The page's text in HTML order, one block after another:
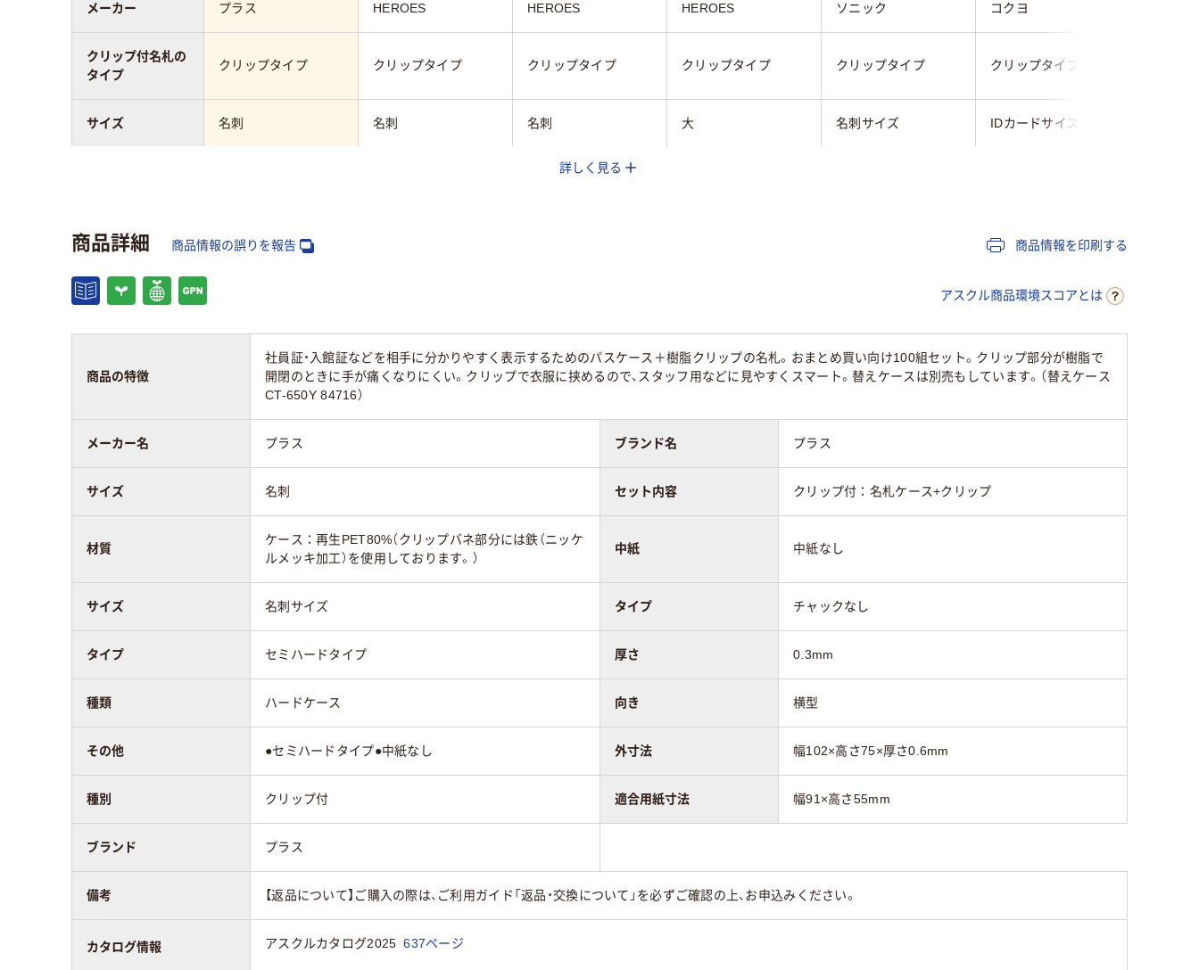
プラス HEROES HEROES HEROES ソニック コクヨ
クリップタイプ クリップタイプ クリップタイプ クリップタイプ クリップタイプ クリップタイプ
名刺 名刺 名刺 大 名刺サイズ IDカードサイズ
チャックなし ソフトタイプ
横型
20 20 20
メーカー
クリップ付名札の
タイプ
サイズ
名札ケースのタイ
プ
名札ケースの向き
スコア
詳しく見る
商品詳細 商品情報の誤りを報告 商品情報を印刷する
アスクル商品環境スコアとは
商品の特徴
社員証・入館証などを相手に分かりやすく表示するためのパスケース＋樹脂クリップの名札。おまとめ買い向け100組セット。クリップ部分が樹脂で
開閉のときに手が痛くなりにくい。クリップで衣服に挟めるので、スタッフ用などに見やすくスマート。替えケースは別売もしています。（替えケース
CT-650Y 84716）
メーカー名 プラス ブランド名 プラス
サイズ 名刺 セット内容 クリップ付：名札ケース+クリップ
材質
ケース：再生PET80%（クリップバネ部分には鉄（ニッケ
ルメッキ加工）を使用しております。）
中紙 中紙なし
サイズ 名刺サイズ タイプ チャックなし
タイプ セミハードタイプ 厚さ 0.3mm
種類 ハードケース 向き 横型
その他 ●セミハードタイプ●中紙なし 外寸法 幅102×高さ75×厚さ0.6mm
種別 クリップ付 適合用紙寸法 幅91×高さ55mm
ブランド プラス
備考 【返品について】ご購入の際は、ご利用ガイド「返品・交換について」を必ずご確認の上、お申込みください。
カタログ情報 アスクルカタログ2025 637ページ